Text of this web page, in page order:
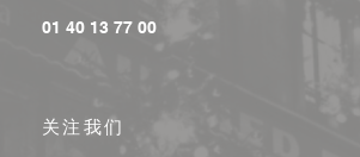
01 40 13 77 00
关注我们